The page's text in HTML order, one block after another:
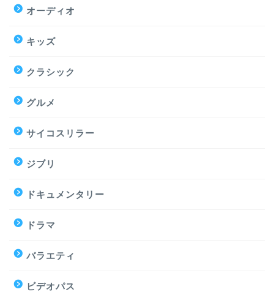
オーディオ
キッズ
クラシック
グルメ
サイコスリラー
ジブリ
ドキュメンタリー
ドラマ
バラエティ
ビデオパス